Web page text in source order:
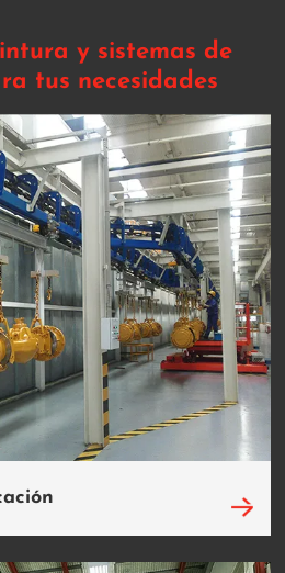
y sistemas de
tus necesidades